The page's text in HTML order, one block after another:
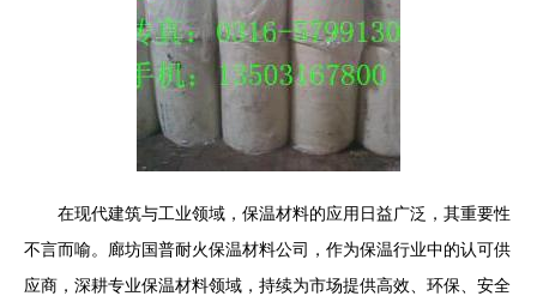
在现代建筑与工业领域，保温材料的应用日益广泛，其重要性
不言而喻。廊坊国普耐火保温材料公司，作为保温行业中的认可供
应商，深耕专业保温材料领域，持续为市场提供高效、环保、安全